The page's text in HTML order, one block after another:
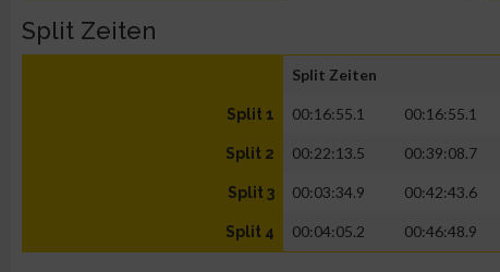
Split Zeiten
Split Zeiten
Split 1 00:16:55.1 00:16:55.1
Split 2 00:22:13.5 00:39:08.7
Split 3 00:03:34.9 00:42:43.6
Split 4 00:04:05.2 00:46:48.9